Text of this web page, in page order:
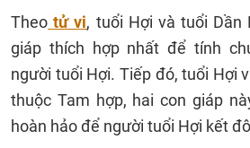
Theo tử vi, tuổi Hợi và tuổi Dần
giáp thích hợp nhất để tính
người tuổi Hợi. Tiếp đó, tuổi Hợi
thuộc Tam hợp, hai con giáp
hoàn hảo để người tuổi Hợi kết